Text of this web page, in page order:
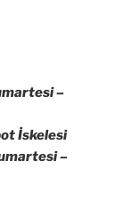
–
İskelesi
–